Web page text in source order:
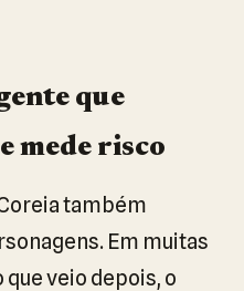
que
mede risco
também
Em muitas
veio depois, o